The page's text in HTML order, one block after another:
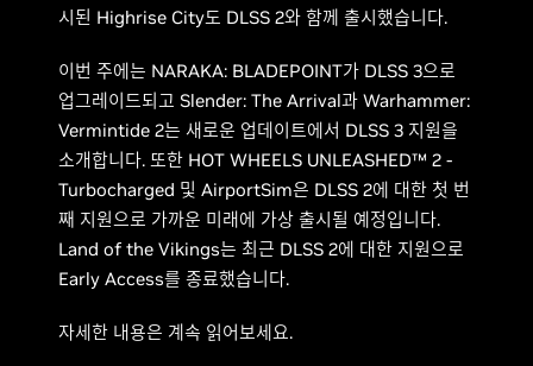
시된 Highrise City도 DLSS 2와 함께 출시했습니다.
이번 주에는 NARAKA: BLADEPOINT가 DLSS 3으로
업그레이드되고 Slender: The Arrival과 Warhammer:
Vermintide 2는 새로운 업데이트에서 DLSS 3 지원을
소개합니다. 또한 HOT WHEELS UNLEASHED™ 2 -
Turbocharged 및 AirportSim은 DLSS 2에 대한 첫 번
째 지원으로 가까운 미래에 가상 출시될 예정입니다.
Land of the Vikings는 최근 DLSS 2에 대한 지원으로
Early Access를 종료했습니다.
자세한 내용은 계속 읽어보세요.